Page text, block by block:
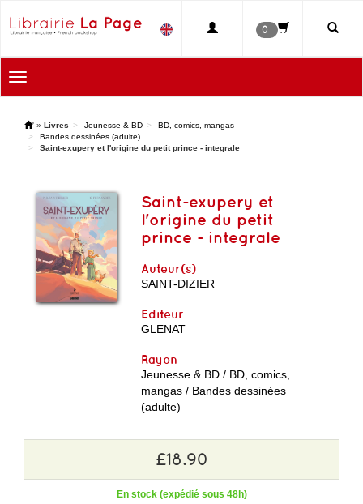
0
Toggle
navigation
' » Livres Jeunesse & BD
BD, comics, mangas
Bandes dessinées (adulte)
Saint-exupery et l'origine du petit prince - integrale
Saint-exupery et
l'origine du petit
prince - integrale
Auteur(s)
SAINT-DIZIER
Editeur
GLENAT
Rayon
Jeunesse & BD / BD, comics,
mangas / Bandes dessinées
(adulte)
£18.90
En stock (expédié sous 48h)